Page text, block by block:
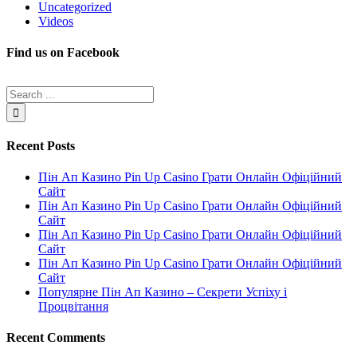
Uncategorized
Videos
Find us on Facebook
Recent Posts
Пін Ап Казино Pin Up Casino Грати Онлайн Офіційний
Сайт
Пін Ап Казино Pin Up Casino Грати Онлайн Офіційний
Сайт
Пін Ап Казино Pin Up Casino Грати Онлайн Офіційний
Сайт
Пін Ап Казино Pin Up Casino Грати Онлайн Офіційний
Сайт
Популярне Пін Ап Казино – Секрети Успіху і
Процвітання
Recent Comments